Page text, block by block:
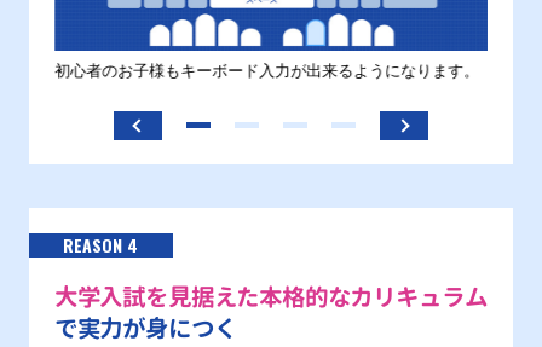
初心者のお子様もキーボード入力が出来るようになります。
REASON 4
大学入試を見据えた本格的なカリキュラム
で実力が身につく